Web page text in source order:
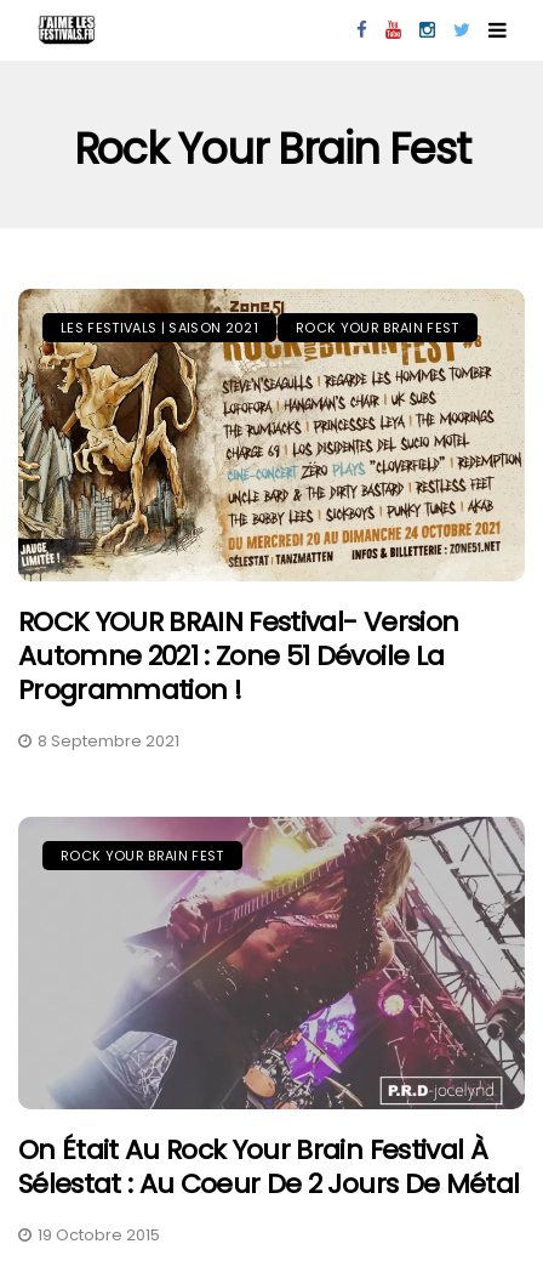
Rock Your Brain Fest
LES FESTIVALS | SAISON 2021 ROCK YOUR BRAIN FEST
ROCK YOUR BRAIN Festival- Version
Automne 2021 : Zone 51 Dévoile La
Programmation !
8 Septembre 2021
ROCK YOUR BRAIN FEST
On Était Au Rock Your Brain Festival À
Sélestat : Au Coeur De 2 Jours De Métal
19 Octobre 2015